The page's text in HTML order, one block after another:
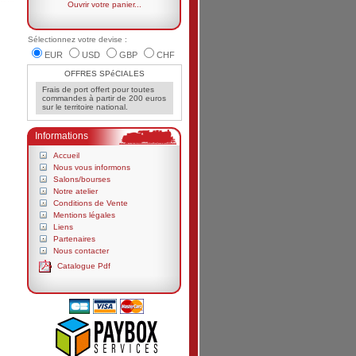
Ouvrir votre panier...
Sélectionnez votre devise :
EUR USD GBP CHF
OFFRES SPéCIALES
Frais de port offert pour toutes
commandes à partir de 200 euros
sur le territoire national.
Informations
Accueil
Nous vous informons
Salons/bourses
Notre atelier
Conditions de Vente
Mentions légales
Liens
Partenaires
Nous contacter
Catalogue Pdf